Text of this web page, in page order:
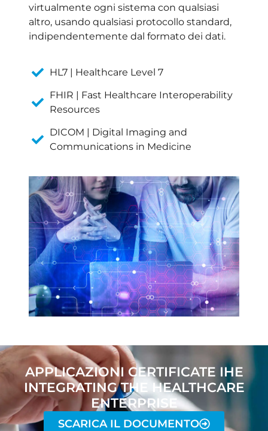
virtualmente ogni sistema con qualsiasi
altro, usando qualsiasi protocollo standard,
indipendentemente dal formato dei dati.
HL7 | Healthcare Level 7
FHIR | Fast Healthcare Interoperability
Resources
DICOM | Digital Imaging and
Communications in Medicine
APPLICAZIONI CERTIFICATE IHE
INTEGRATING THE HEALTHCARE
ENTERPRISE
SCARICA IL DOCUMENTO